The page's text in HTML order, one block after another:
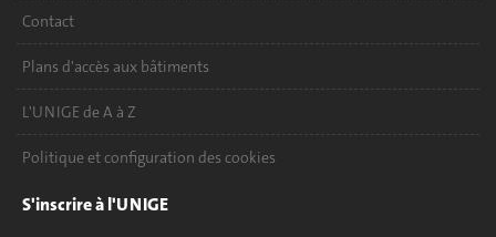
Contact
Plans d'accès aux bâtiments
L'UNIGE de A à Z
Politique et configuration des cookies
S'inscrire à l'UNIGE